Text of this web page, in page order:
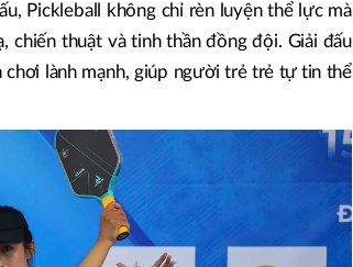
Pickleball không chỉ rèn luyện thể lực mà
chiến thuật và tinh thần đồng đội. Giải đấu
lành mạnh, giúp người trẻ trẻ tự tin thể